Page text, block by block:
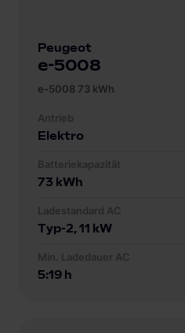
Peugeot
e-5008
e-5008 73 kWh
Antrieb
Elektro
Batteriekapazität
73 kWh
Ladestandard AC
Typ-2, 11 kW
Min. Ladedauer AC
5:19 h